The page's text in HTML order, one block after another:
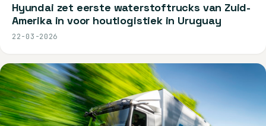
Hyundai zet eerste waterstoftrucks van Zuid-
Amerika in voor houtlogistiek in Uruguay
22-03-2026